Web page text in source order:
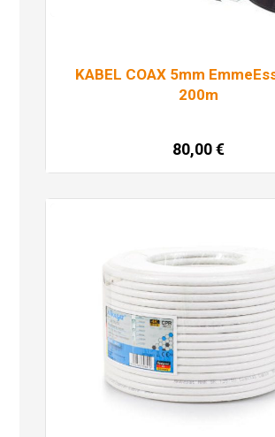
KABEL COAX 5mm
200m
80,00€
Dodaj u košaricu